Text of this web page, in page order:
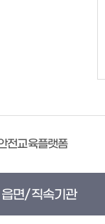
전교육플랫폼
읍면/직속기관